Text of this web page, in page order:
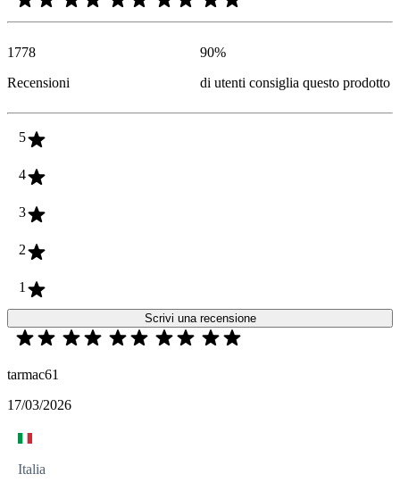
1778
Recensioni
90%
di utenti consiglia questo prodotto
5
4
3
2
1
Scrivi una recensione
tarmac61
17/03/2026
Italia